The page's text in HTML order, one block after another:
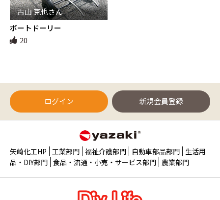
古山 克也さん
ボートドーリー
20
ログイン 新規会員登録
矢崎化工HP 工業部門 福祉介護部門 自動車部品部門 生活用
品・DIY部門 食品・流通・小売・サービス部門 農業部門